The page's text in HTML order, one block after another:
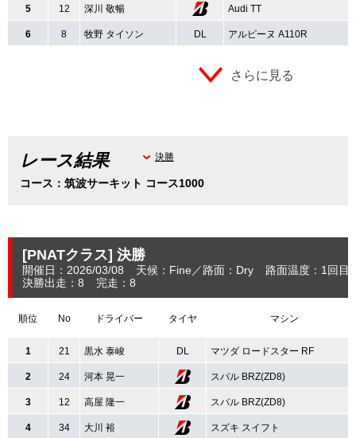
5 12 深川 敬暢 Audi TT
6 8 牧野 タイソン DL アルピーヌ A110R
さらに見る
レース結果
コース：筑波サーキット コース1000
決勝
[PNATクラス] 決勝
開催日：2026/03/08 天候：Fine 路面：Dry
路面温度：1回
決勝出走：8
完走：8
順位 No ドライバー タイヤ マシン
1 21 黒水 泰峻 DL マツダ ロードスター RF
2 24 河本 晃一 スバル BRZ(ZD8)
3 12 高屋 隆一 スバル BRZ(ZD8)
4 34 大川 裕 スズキ スイフト